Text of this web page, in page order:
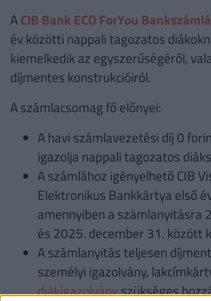
ACIB Bank ECO ForYou
év közötti nappali tagozatos
kiemelkedik az egyszerűségéről,
díjmentes konstrukcióiról.
A számlacsomag fő előnyei:
A havi számlavezetési díj 0
igazolja nappali tagozatos
A számlához igényelhető CIB
Elektronikus Bankkártya első
amennyiben a számlanyitásra
és 2025. december 31. között
A számlanyitás teljesen
személyi igazolvány,
diákigazolványszükséges